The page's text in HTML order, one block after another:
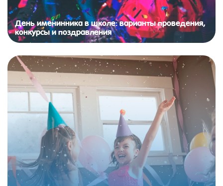
День именинника в школе: варианты проведения,
конкурсы и поздравления